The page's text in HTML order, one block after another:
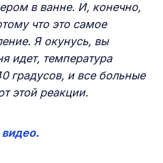
в ванне. И, конечно,
что это самое
Я окунусь, вы
идет, температура
градусов, и все больные
этой реакции.
видео.